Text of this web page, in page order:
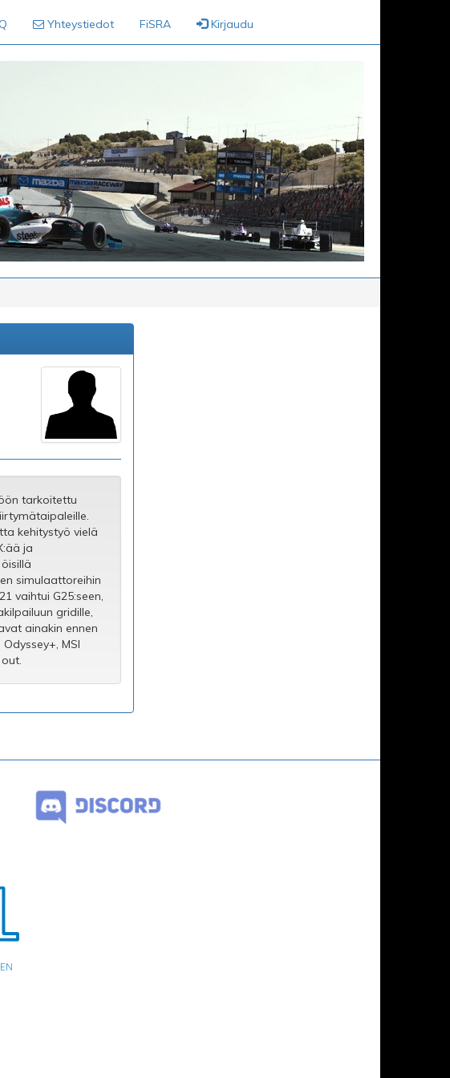
Yhteystiedot FiSRA Kirjaudu
tarkoitettu
kehitystyö vielä
ja
simulaattoreihin
vaihtui G25:seen,
gridille,
ainakin ennen
MSI